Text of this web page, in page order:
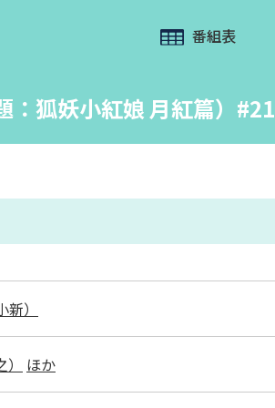
番組表
：狐妖小紅娘 月紅篇）#21
）
ほか